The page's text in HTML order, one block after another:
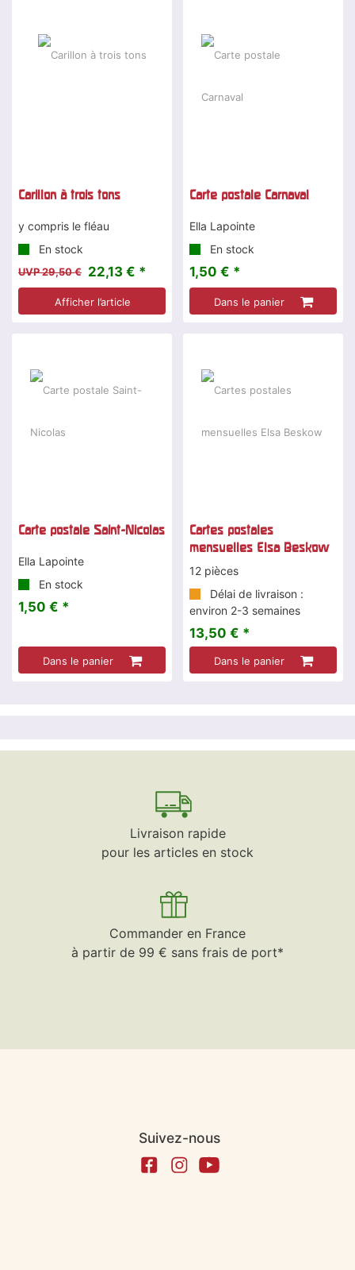
Carillon à trois tons
y compris le fléau
En stock
UVP 29,50 € 22,13 € *
Afficher l’article
Carte postale Carnaval
Ella Lapointe
En stock
1,50 € *
Dans le panier
Carte postale Saint-Nicolas
Ella Lapointe
En stock
1,50 € *
Dans le panier
Cartes postales
mensuelles Elsa Beskow
12 pièces
Délai de livraison :
environ 2-3 semaines
13,50 € *
Dans le panier
Livraison rapide
pour les articles en stock
Commander en France
à partir de 99 € sans frais de port*
Suivez-nous